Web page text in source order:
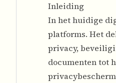
Inleiding
In het huidige
platforms. Het
privacy,
documenten tot